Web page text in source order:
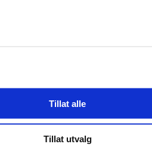
Tillat alle
Tillat utvalg